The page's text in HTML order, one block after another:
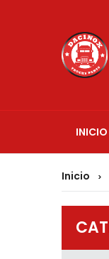
INICIO
Inicio >